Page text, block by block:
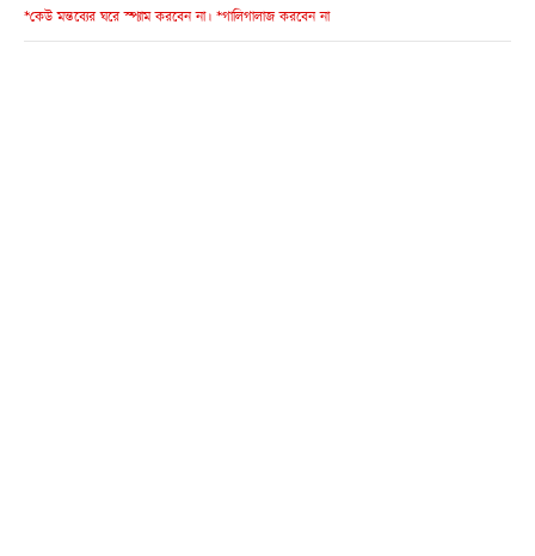
*কেউ মন্তব্যের ঘরে স্প্যাম করবেন না। *গালিগালাজ করবেন না